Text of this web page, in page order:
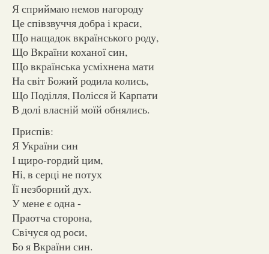
Я сприймаю немов нагороду
Це співзвуччя добра і краси,
Що нащадок вкраїнського роду,
Що Вкраїни коханої син,
Що вкраїнська усміхнена мати
На світ Божий родила колись,
Що Поділля, Полісся й Карпати
В долі власній моїй обнялись.
Приспів:
Я України син
І щиро-гордий цим,
Ні, в серці не потух
Її незборний дух.
У мене є одна -
Праотча сторона,
Свічуся од роси,
Бо я Вкраїни син.